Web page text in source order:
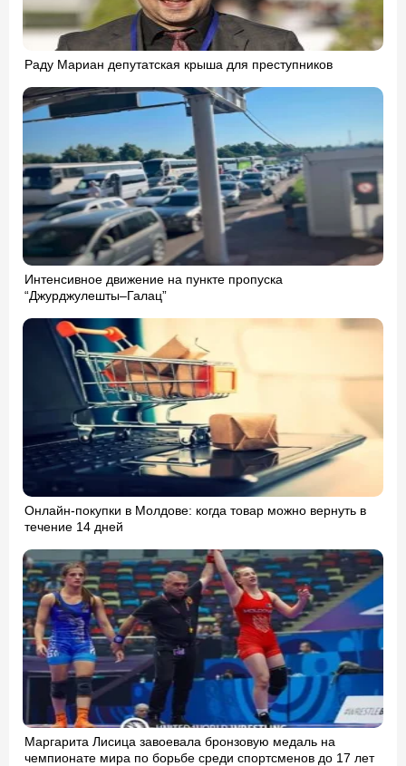
Раду Мариан депутатская крыша для преступников
Интенсивное движение на пункте пропуска
“Джурджулешты–Галац”
Онлайн-покупки в Молдове: когда товар можно вернуть в
течение 14 дней
Маргарита Лисица завоевала бронзовую медаль на
чемпионате мира по борьбе среди спортсменов до 17 лет